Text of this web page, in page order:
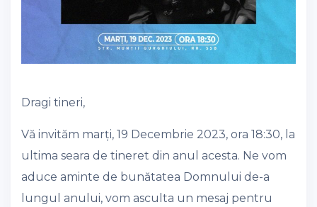
Dragi tineri,
Vă invităm marți, 19 Decembrie 2023, ora 18:30, la
ultima seara de tineret din anul acesta. Ne vom
aduce aminte de bunătatea Domnului de-a
lungul anului, vom asculta un mesaj pentru